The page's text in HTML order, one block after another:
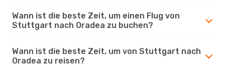
Wann ist die beste Zeit, um einen Flug von
Stuttgart nach Oradea zu buchen?
Wann ist die beste Zeit, um von Stuttgart nach
Oradea zu reisen?